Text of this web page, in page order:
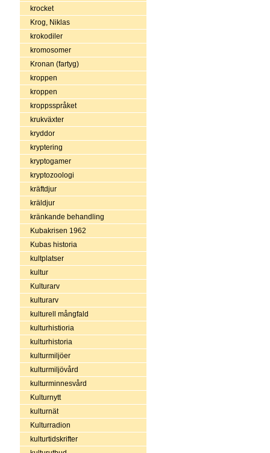
krocket
Krog, Niklas
krokodiler
kromosomer
Kronan (fartyg)
kroppen
kroppen
kroppsspråket
krukväxter
kryddor
kryptering
kryptogamer
kryptozoologi
kräftdjur
kräldjur
kränkande behandling
Kubakrisen 1962
Kubas historia
kultplatser
kultur
Kulturarv
kulturarv
kulturell mångfald
kulturhistioria
kulturhistoria
kulturmiljöer
kulturmiljövård
kulturminnesvård
Kulturnytt
kulturnät
Kulturradion
kulturtidskrifter